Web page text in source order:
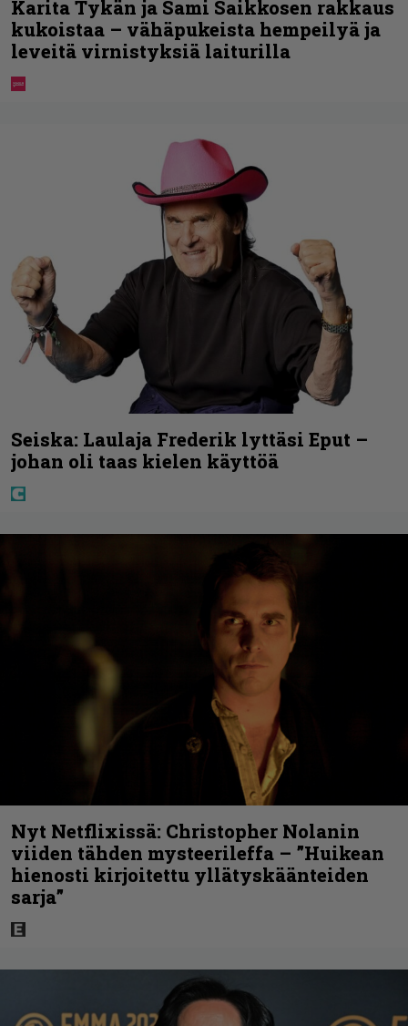
Karita Tykän ja Sami Saikkosen rakkaus
kukoistaa – vähäpukeista hempeilyä ja
leveitä virnistyksiä laiturilla
Seiska: Laulaja Frederik lyttäsi Eput –
johan oli taas kielen käyttöä
Nyt Netflixissä: Christopher Nolanin
viiden tähden mysteerileffa – ”Huikean
hienosti kirjoitettu yllätyskäänteiden
sarja”